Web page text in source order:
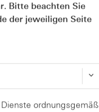
Im- und
Für
britische
steht
in
von
Bitte beachten Sie
der jeweiligen Seite
ordnungsgemäß